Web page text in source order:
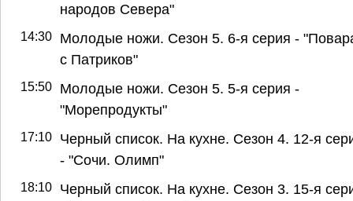
народов Севера"
14:30
Молодые ножи. Сезон 5. 6-я серия -
с Патриков"
15:50
Молодые ножи. Сезон 5. 5-я серия -
"Морепродукты"
17:10
Черный список. На кухне. Сезон 4. 12-я
- "Сочи. Олимп"
18:10
Черный список. На кухне. Сезон 3. 15-я